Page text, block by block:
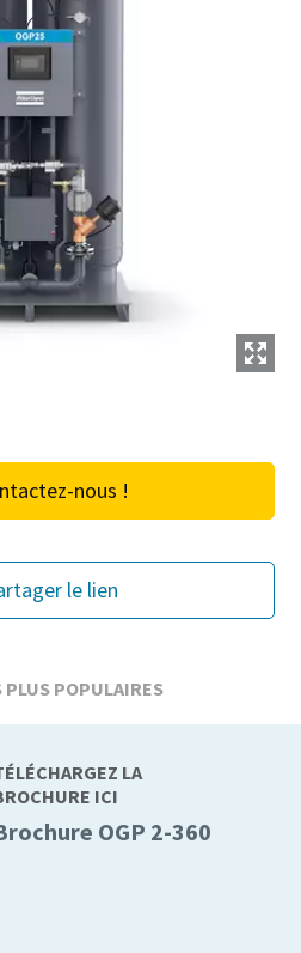
éco-
carbone pour une production
vous devez savoir
nous !
le lien
POPULAIRES
LA
ICI
OGP 2-360